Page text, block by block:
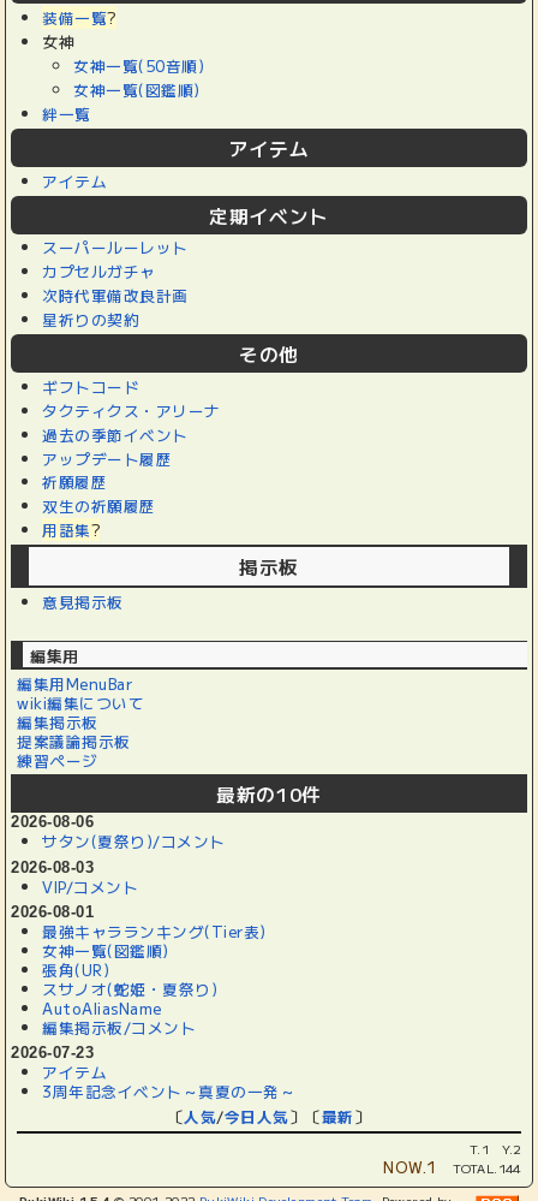
装備一覧?
女神
女神一覧(50音順)
女神一覧(図鑑順)
絆一覧
アイテム
アイテム
定期イベント
スーパールーレット
カプセルガチャ
次時代軍備改良計画
星祈りの契約
その他
ギフトコード
タクティクス・アリーナ
過去の季節イベント
アップデート履歴
祈願履歴
双生の祈願履歴
用語集?
掲示板
意見掲示板
編集用
編集用MenuBar
wiki編集について
編集掲示板
提案議論掲示板
練習ページ
最新の10件
2026-08-06
サタン(夏祭り)/コメント
2026-08-03
VIP/コメント
2026-08-01
最強キャラランキング(Tier表)
女神一覧(図鑑順)
張角(UR)
スサノオ(蛇姫・夏祭り)
AutoAliasName
編集掲示板/コメント
2026-07-23
アイテム
3周年記念イベント～真夏の一発～
〔人気/今日人気〕〔最新〕
T.1 Y.2
NOW.1
TOTAL.144